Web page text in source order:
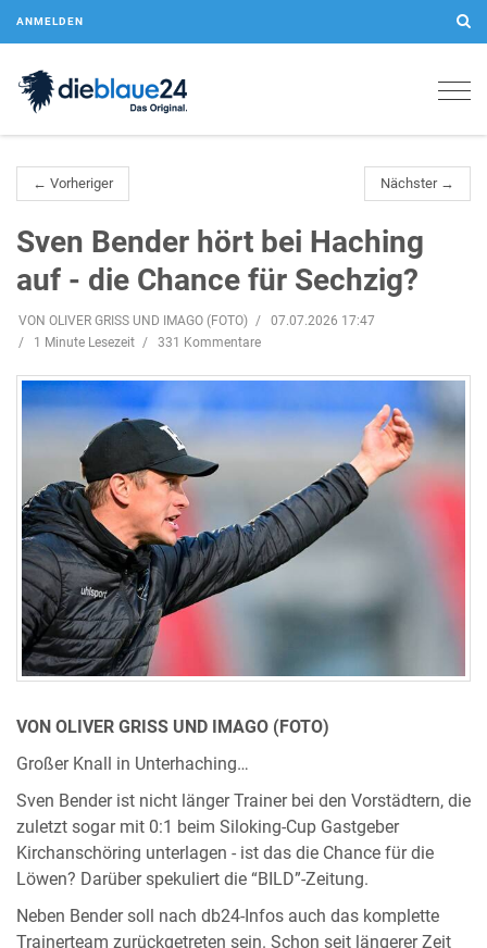
ANMELDEN
← Vorheriger Nächster →
Sven Bender hört bei Haching
auf - die Chance für Sechzig?
VON OLIVER GRISS UND IMAGO (FOTO)
07.07.2026 17:47
1 Minute Lesezeit
331 Kommentare
VON OLIVER GRISS UND IMAGO (FOTO)
Großer Knall in Unterhaching…
Sven Bender ist nicht länger Trainer bei den Vorstädtern, die
zuletzt sogar mit 0:1 beim Siloking-Cup Gastgeber
Kirchanschöring unterlagen - ist das die Chance für die
Löwen? Darüber spekuliert die “BILD”-Zeitung.
Neben Bender soll nach db24-Infos auch das komplette
Trainerteam zurückgetreten sein. Schon seit längerer Zeit